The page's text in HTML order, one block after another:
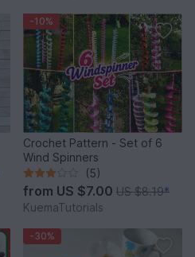
-10%
Crochet Pattern - Set of 6
Wind Spinners
(5)
from US $7.00 US $8.19*
KuemaTutorials
-30%